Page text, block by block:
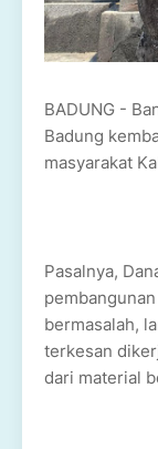
BADUNG -
Badung
masyarakat
Pasalnya,
bermasalah,
terkesan
dari material